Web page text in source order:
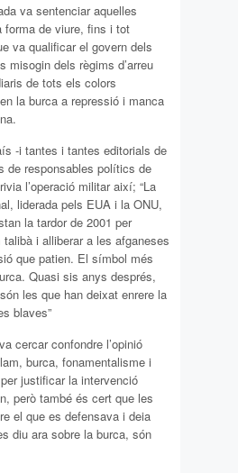
va sentenciar aquelles
forma de viure, fins i tot
va qualificar el govern dels
misogin dels règims d’arreu
de tots els colors
la burca a repressió i manca
-i tantes i tantes editorials de
de responsables polítics de
l’operació militar així; “La
liderada pels EUA i la ONU,
la tardor de 2001 per
talibà i alliberar a les afganeses
que patien. El símbol més
Quasi sis anys després,
les que han deixat enrere la
blaves”
cercar confondre l’opinió
burca, fonamentalisme i
justificar la intervenció
però també és cert que les
el que es defensava i deia
diu ara sobre la burca, són